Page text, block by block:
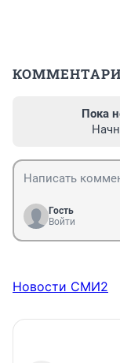
Пока
Гость
Войти
Новости СМИ2